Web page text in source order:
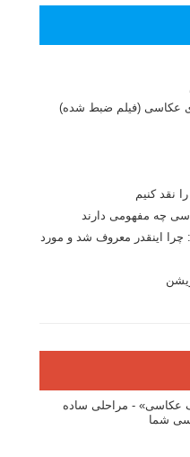
عکاسی (فیلم ضبط شده)
کنیم
چه مفهومی دارند
چرا اینقدر معروف شد و مورد
عکاسی» - مراحلی ساده
شما